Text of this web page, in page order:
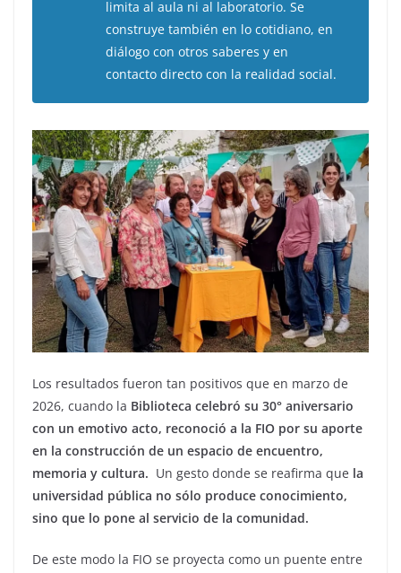
limita al aula ni al laboratorio. Se
construye también en lo cotidiano, en
diálogo con otros saberes y en
contacto directo con la realidad social.
Los resultados fueron tan positivos que en marzo de
2026, cuando la Biblioteca celebró su 30° aniversario
con un emotivo acto, reconoció a la FIO por su aporte
en la construcción de un espacio de encuentro,
memoria y cultura. Un gesto donde se reafirma que la
universidad pública no sólo produce conocimiento,
sino que lo pone al servicio de la comunidad.
De este modo la FIO se proyecta como un puente entre